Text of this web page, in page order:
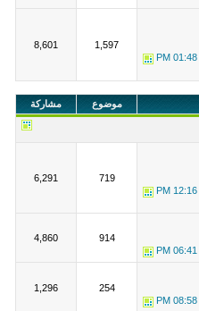
01:48 PM
1,597
8,601
موضوع مشاركة
12:16 PM
719
6,291
06:41 PM
914
4,860
08:58 PM
254
1,296